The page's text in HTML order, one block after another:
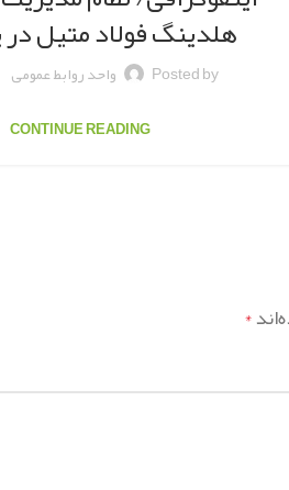
هلدینگ فولاد متیل
Posted by واحد روابط عمومی
CONTINUE READING
*